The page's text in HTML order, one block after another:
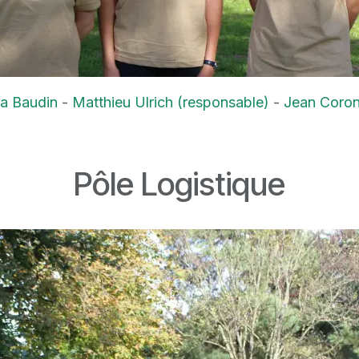
Baudin - Matthieu Ulrich (responsable) - Jean
Pôle Logistique